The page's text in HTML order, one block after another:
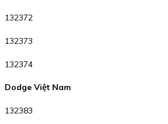
132372
132373
132374
Dodge Việt Nam
132383